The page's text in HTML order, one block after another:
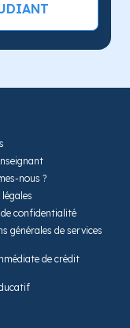
nous ?
confidentialité
générales de services
de crédit